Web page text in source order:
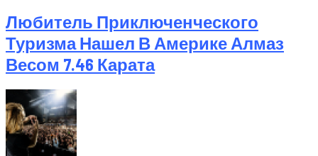
Любитель Приключенческого
Туризма Нашел В Америке Алмаз
Весом 7.46 Карата